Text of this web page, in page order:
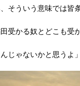
そういう意味では皆
受かる奴とどこも受
じゃないかと思うよ」